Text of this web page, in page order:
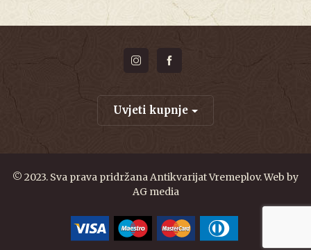
Uvjeti kupnje
© 2023. Sva prava pridržana Antikvarijat Vremeplov. Web by
AG media